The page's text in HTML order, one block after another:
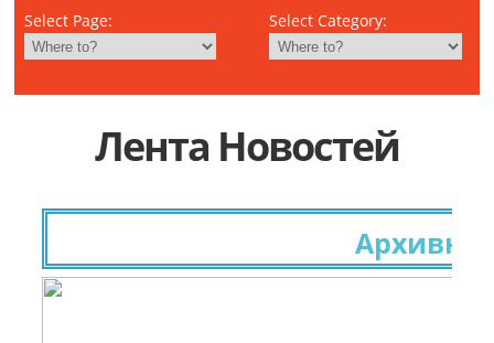
Select Page: Select Category:
Лента Новостей